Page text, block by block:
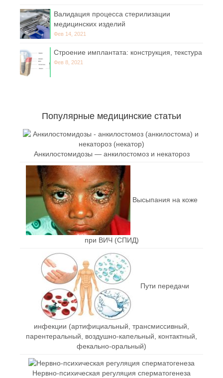
Валидация процесса стерилизации
медицинских изделий
Фев 14, 2021
Строение имплантата: конструкция, текстура
Фев 8, 2021
Популярные медицинские статьи
Анкилостомидозы — анкилостомоз и некатороз
Высыпания на коже
при ВИЧ (СПИД)
Пути передачи
инфекции (артифициальный, трансмиссивный,
парентеральный, воздушно-капельный, контактный,
фекально-оральный)
Нервно-психическая регуляция сперматогенеза